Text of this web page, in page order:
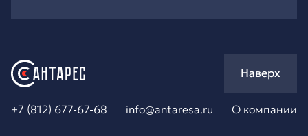
+7 (812) 677-67-68 info@antaresa.ru О компании
Наверх